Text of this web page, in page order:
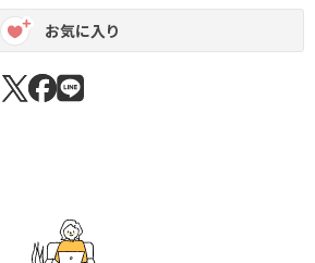
お気に入り